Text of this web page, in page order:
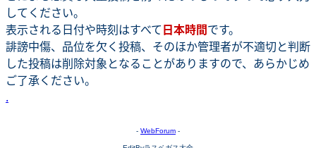
してください。
表示される日付や時刻はすべて日本時間です。
誹謗中傷、品位を欠く投稿、そのほか管理者が不適切と判断
した投稿は削除対象となることがありますので、あらかじめ
ご了承ください。
.
- WebForum -